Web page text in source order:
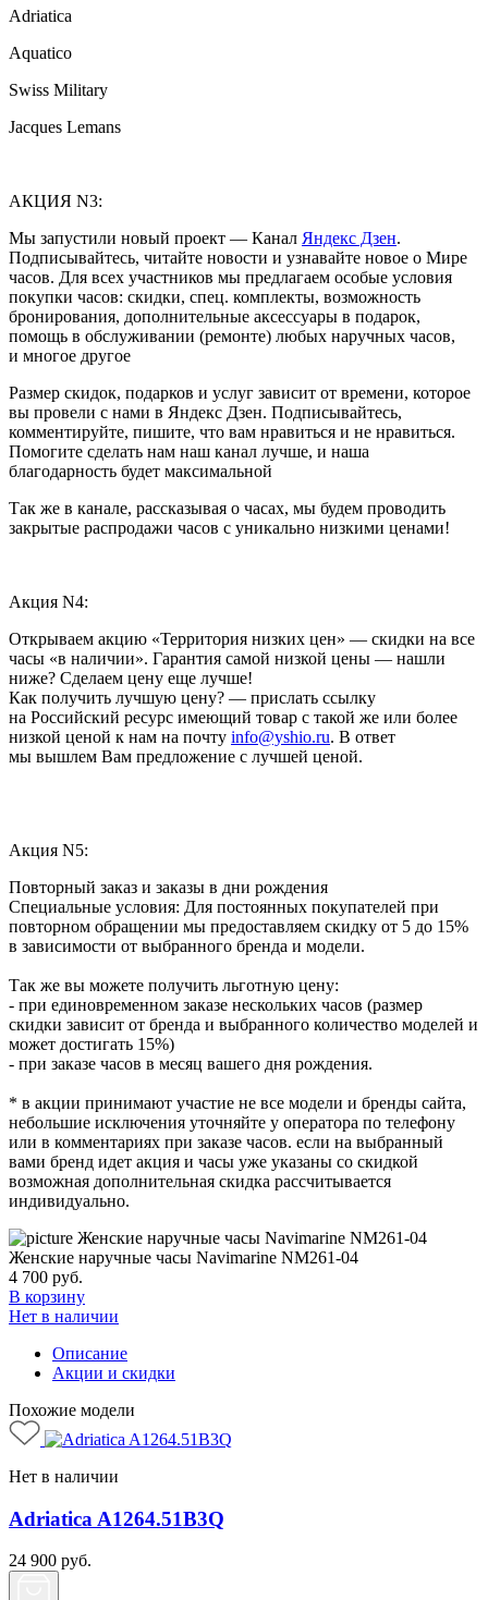
Adriatica
Aquatico
Swiss Military
Jacques Lemans
АКЦИЯ N3:
Мы запустили новый проект — Канал Яндекс Дзен.
Подписывайтесь, читайте новости и узнавайте новое о Мире
часов. Для всех участников мы предлагаем особые условия
покупки часов: скидки, спец. комплекты, возможность
бронирования, дополнительные аксессуары в подарок,
помощь в обслуживании (ремонте) любых наручных часов,
и многое другое
Размер скидок, подарков и услуг зависит от времени, которое
вы провели с нами в Яндекс Дзен. Подписывайтесь,
комментируйте, пишите, что вам нравиться и не нравиться.
Помогите сделать нам наш канал лучше, и наша
благодарность будет максимальной
Так же в канале, рассказывая о часах, мы будем проводить
закрытые распродажи часов с уникально низкими ценами!
Акция N4:
Открываем акцию «Территория низких цен» — скидки на все
часы «в наличии». Гарантия самой низкой цены — нашли
ниже? Сделаем цену еще лучше!
Как получить лучшую цену? — прислать ссылку
на Российский ресурс имеющий товар с такой же или более
низкой ценой к нам на почту info@yshio.ru. В ответ
мы вышлем Вам предложение с лучшей ценой.
Акция N5:
Повторный заказ и заказы в дни рождения
Специальные условия: Для постоянных покупателей при
повторном обращении мы предоставляем скидку от 5 до 15%
в зависимости от выбранного бренда и модели.
Так же вы можете получить льготную цену:
- при единовременном заказе нескольких часов (размер
скидки зависит от бренда и выбранного количество моделей и
может достигать 15%)
- при заказе часов в месяц вашего дня рождения.
* в акции принимают участие не все модели и бренды сайта,
небольшие исключения уточняйте у оператора по телефону
или в комментариях при заказе часов. если на выбранный
вами бренд идет акция и часы уже указаны со скидкой
возможная дополнительная скидка рассчитывается
индивидуально.
Женские наручные часы Navimarine NM261-04
4 700 руб.
В корзину
Нет в наличии
Описание
Акции и скидки
Похожие модели
Нет в наличии
Adriatica A1264.51B3Q
24 900 руб.